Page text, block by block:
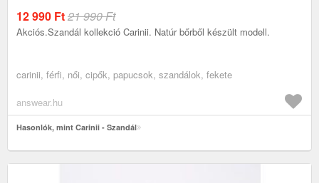
12 990 Ft21 990 Ft
Akciós.Szandál kollekció Carinii. Natúr bőrből készült modell.
carinii, férfi, női, cipők, papucsok, szandálok, fekete
answear.hu
Hasonlók, mint Carinii - Szandál